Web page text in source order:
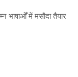
भाषाओँ में मसौदा तैयार